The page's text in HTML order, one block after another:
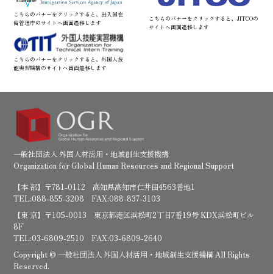
こちらのバナーをクリックすると、出入国在
留管理庁のサイトへ画面遷移します
こちらのバナーをクリックすると、JITCOの
サイトへ画面遷移します
こちらのバナーをクリックすると、外国人技
能実習機構のサイトへ画面遷移します
一般社団法人 外国人材活用・地域創生支援機構
Organization for Global Human Resources and Regional Support
【本 部】〒781-0112 高知県高知市仁井田4563番地1
TEL:088-855-3208 FAX:088-837-3103
【東 京】〒105-0013 東京都港区浜松町2丁目7番19号 KDX浜松町ビル
8F
TEL:03-6809-2510 FAX:03-6809-2640
Copyright © 一般社団法人 外国人材活用・地域創生支援機構 All Rights
Reserved.